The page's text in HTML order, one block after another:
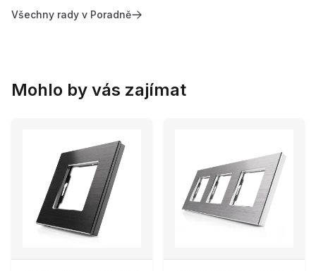
Všechny rady v Poradně
Mohlo by vás zajímat